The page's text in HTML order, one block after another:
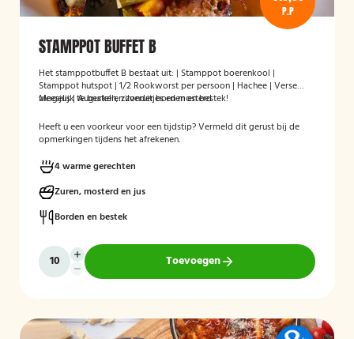
P.P
STAMPPOT BUFFET B
Het stamppotbuffet B bestaat uit: | Stamppot boerenkool |
Stamppot hutspot | 1/2 Rookworst per persoon | Hachee | Verse
vleesjus | Augurken, zilveruitjes en mosterd
Mogelijk te bestellen zonder borden en bestek!
Heeft u een voorkeur voor een tijdstip? Vermeld dit gerust bij de
opmerkingen tijdens het afrekenen.
4 warme gerechten
Zuren, mosterd en jus
Borden en bestek
Toevoegen